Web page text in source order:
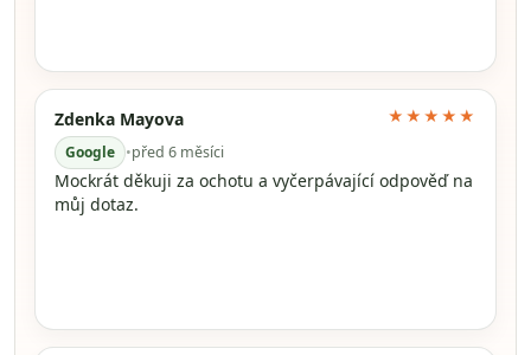
Zdenka Mayova
Google •před 6 měsíci
★★★★★
Mockrát děkuji za ochotu a vyčerpávající odpověď na
můj dotaz.